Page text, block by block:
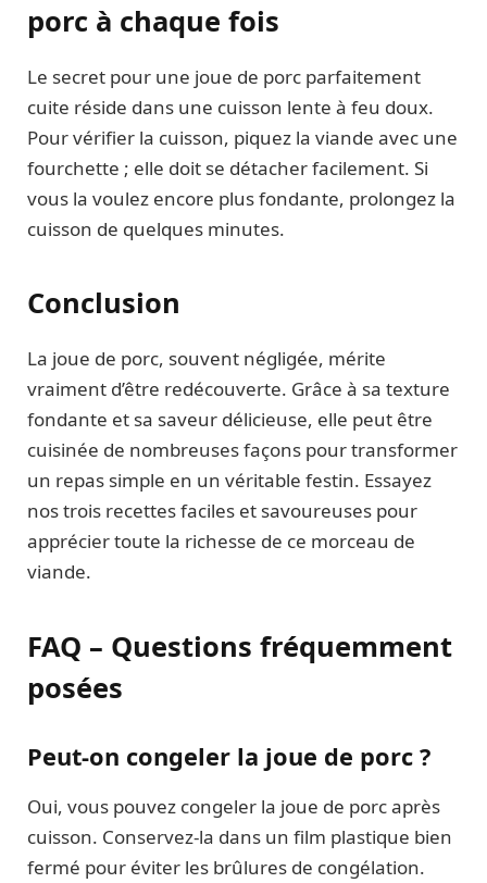
porc à chaque fois
Le secret pour une joue de porc parfaitement
cuite réside dans une cuisson lente à feu doux.
Pour vérifier la cuisson, piquez la viande avec une
fourchette ; elle doit se détacher facilement. Si
vous la voulez encore plus fondante, prolongez la
cuisson de quelques minutes.
Conclusion
La joue de porc, souvent négligée, mérite
vraiment d’être redécouverte. Grâce à sa texture
fondante et sa saveur délicieuse, elle peut être
cuisinée de nombreuses façons pour transformer
un repas simple en un véritable festin. Essayez
nos trois recettes faciles et savoureuses pour
apprécier toute la richesse de ce morceau de
viande.
FAQ – Questions fréquemment
posées
Peut-on congeler la joue de porc ?
Oui, vous pouvez congeler la joue de porc après
cuisson. Conservez-la dans un film plastique bien
fermé pour éviter les brûlures de congélation.